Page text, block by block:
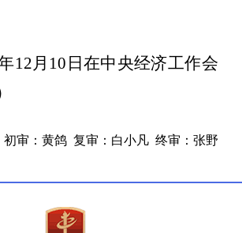
年12月10日在中央经济工作会
初审：黄鸽 复审：白小凡 终审：张野